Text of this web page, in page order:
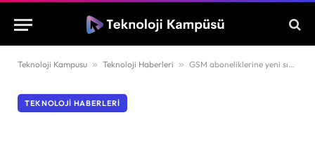
Teknoloji Kampusu » Teknoloji Haberleri » GSM aboneliklerine yeni sınırlama geliyor
TEKNOLOJI HABERLERI